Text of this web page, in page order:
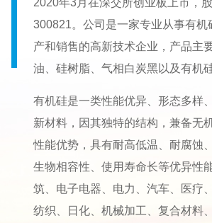
300821。公司是一家专业从事有机
产和销售的高新技术企业，产品主
油、硅树脂、气相白炭黑以及有机
有机硅是一类性能优异、形态多样
新材料，因其独特的结构，兼备无
性能优势，具有耐高低温、耐腐蚀
生物相容性、使用寿命长等优异性
筑、电子电器、电力、汽车、医疗
纺织、日化、机械加工、复合材料